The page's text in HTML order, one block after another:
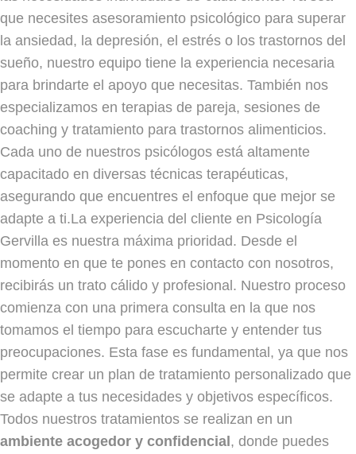
que necesites asesoramiento psicológico para superar
la ansiedad, la depresión, el estrés o los trastornos del
sueño, nuestro equipo tiene la experiencia necesaria
para brindarte el apoyo que necesitas. También nos
especializamos en terapias de pareja, sesiones de
coaching y tratamiento para trastornos alimenticios.
Cada uno de nuestros psicólogos está altamente
capacitado en diversas técnicas terapéuticas,
asegurando que encuentres el enfoque que mejor se
adapte a ti.La experiencia del cliente en Psicología
Gervilla es nuestra máxima prioridad. Desde el
momento en que te pones en contacto con nosotros,
recibirás un trato cálido y profesional. Nuestro proceso
comienza con una primera consulta en la que nos
tomamos el tiempo para escucharte y entender tus
preocupaciones. Esta fase es fundamental, ya que nos
permite crear un plan de tratamiento personalizado que
se adapte a tus necesidades y objetivos específicos.
Todos nuestros tratamientos se realizan en un
ambiente acogedor y confidencial, donde puedes